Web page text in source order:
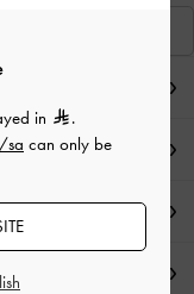
تفاصيل المنتج
العروض الحصرية
in
.
sa can only be